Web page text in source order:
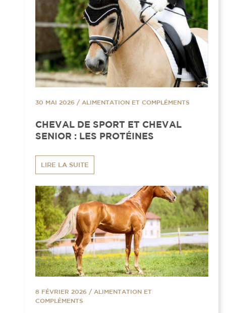
30 MAI 2026 / ALIMENTATION ET COMPLÉMENTS
CHEVAL DE SPORT ET CHEVAL
SENIOR : LES PROTÉINES
LIRE LA SUITE
8 FÉVRIER 2026 / ALIMENTATION ET
COMPLÉMENTS